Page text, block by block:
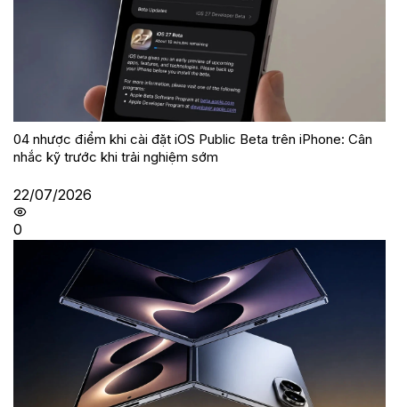
04 nhược điểm khi cài đặt iOS Public Beta trên iPhone: Cân
nhắc kỹ trước khi trải nghiệm sớm
22/07/2026
0